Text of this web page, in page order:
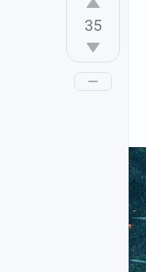
35